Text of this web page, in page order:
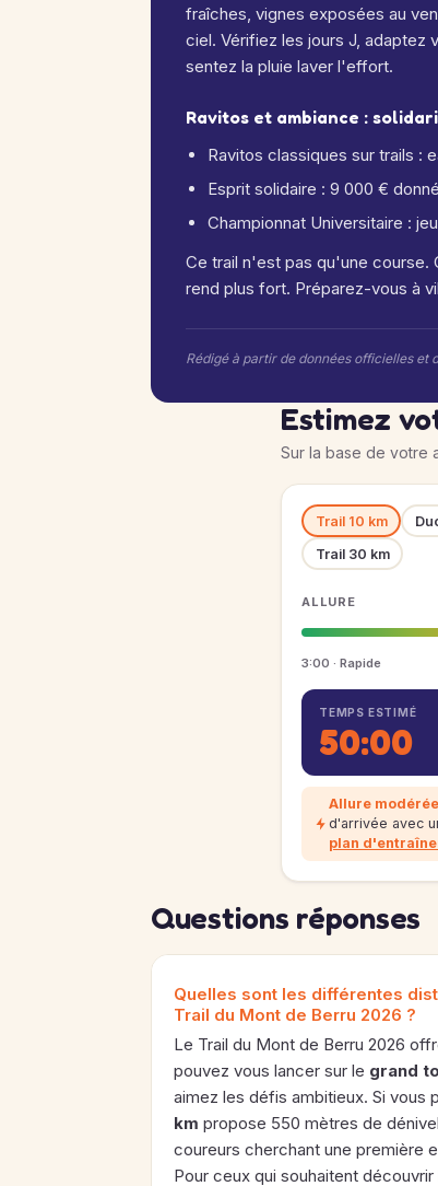
fraîches, vignes exposées au
ciel. Vérifiez les jours J, adaptez
sentez la pluie laver l'effort.
Ravitos et ambiance :
Ravitos classiques sur trails :
Esprit solidaire : 9 000 €
Championnat Universitaire :
Ce trail n'est pas qu'une course.
rend plus fort. Préparez-vous à
Rédigé à partir de données officielles et
Estimez
Sur la base de votre
Trail 10 km
Trail 30 km
ALLURE
3:00 · Rapide
TEMPS ESTIMÉ
50:00
Allure modérée
d'arrivée avec
plan
Questions réponses
Quelles sont les différentes
Trail du Mont de Berru 2026 ?
Le Trail du Mont de Berru 2026
pouvez vous lancer sur le grand
aimez les défis ambitieux. Si
km propose 550 mètres de
coureurs cherchant une première
Pour ceux qui souhaitent